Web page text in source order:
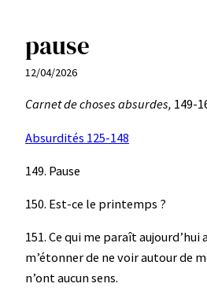
Aller
contenu
pause
12/04/2026
Carnet de choses absurdes, 149-
Absurdités 125-148
149. Pause
150. Est-ce le printemps ?
151. Ce qui me paraît aujourd’hui
m’étonner de ne voir autour de
n’ont aucun sens.